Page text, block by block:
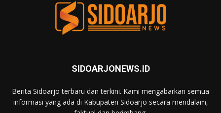
SIDOARJONEWS.ID
Berita Sidoarjo terbaru dan terkini. Kami mengabarkan semua
informasi yang ada di Kabupaten Sidoarjo secara mendalam,